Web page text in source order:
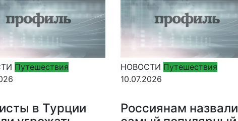
Путешествия
в Турции
НОВОСТИ Путешествия
10.07.2026
Россиянам назвали